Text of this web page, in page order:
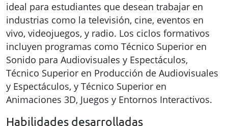
ideal para estudiantes que desean trabajar en
industrias como la televisión, cine, eventos en
vivo, videojuegos, y radio. Los ciclos formativos
incluyen programas como Técnico Superior en
Sonido para Audiovisuales y Espectáculos,
Técnico Superior en Producción de Audiovisuales
y Espectáculos, y Técnico Superior en
Animaciones 3D, Juegos y Entornos Interactivos.
Habilidades desarrolladas